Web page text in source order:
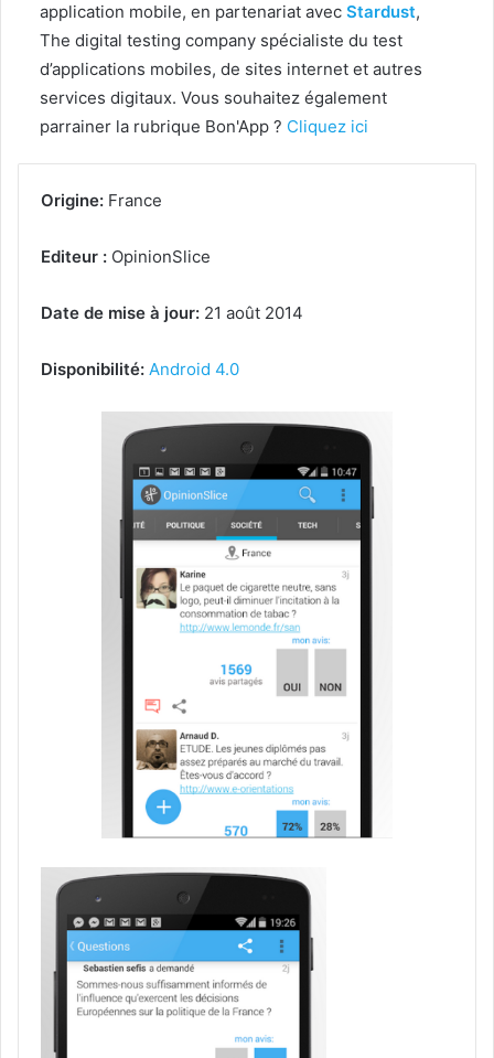
application mobile, en partenariat avec Stardust,
The digital testing company spécialiste du test
d’applications mobiles, de sites internet et autres
services digitaux. Vous souhaitez également
parrainer la rubrique Bon'App ? Cliquez ici
Origine: France
Editeur : OpinionSlice
Date de mise à jour: 21 août 2014
Disponibilité: Android 4.0